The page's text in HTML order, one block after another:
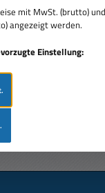
für England, British-
mit MwSt. (brutto)
angezeigt werden.
Einstellung: